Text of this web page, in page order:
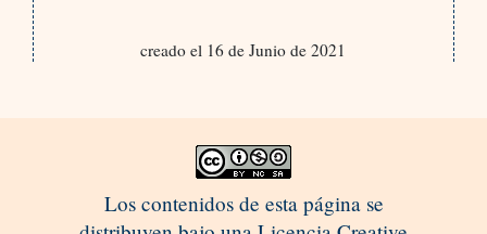
creado el 16 de Junio de 2021
Los contenidos de esta página se